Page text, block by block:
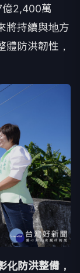
億2,400萬
將持續與地方
防洪韌性，
化防洪整備，